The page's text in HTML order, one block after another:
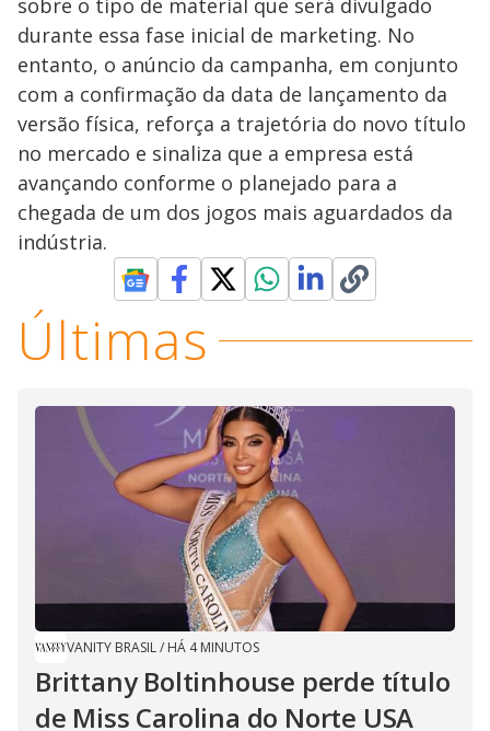
sobre o tipo de material que será divulgado
durante essa fase inicial de marketing. No
entanto, o anúncio da campanha, em conjunto
com a confirmação da data de lançamento da
versão física, reforça a trajetória do novo título
no mercado e sinaliza que a empresa está
avançando conforme o planejado para a
chegada de um dos jogos mais aguardados da
indústria.
Últimas
VANITY BRASIL/ HÁ 4 MINUTOS
Brittany Boltinhouse perde título
de Miss Carolina do Norte USA